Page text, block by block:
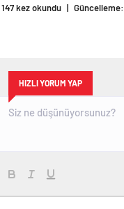
HIZLI YORUM YAP